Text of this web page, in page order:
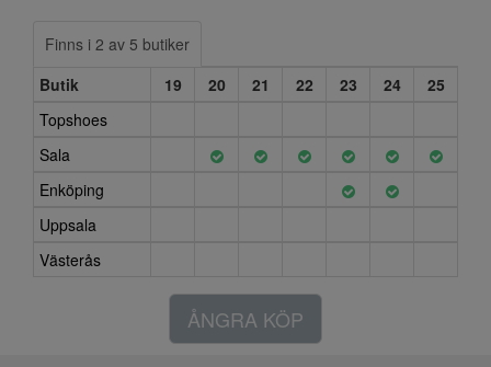
Finns i 2 av 5 butiker
Butik
19 20 21 22 23 24
25
Topshoes
Sala
Enköping
Uppsala
Västerås
ÅNGRA KÖP